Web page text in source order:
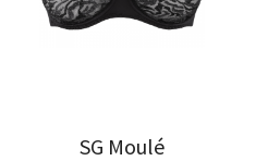
SG Moulé